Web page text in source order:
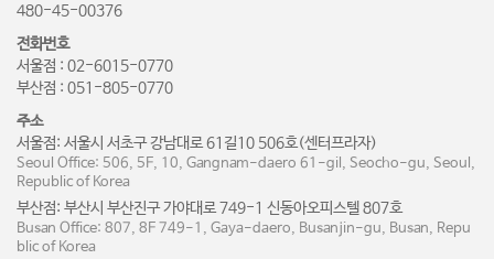
480-45-00376
전화번호
서울점 : 02-6015-0770
부산점 : 051-805-0770
주소
서울점: 서울시 서초구 강남대로 61길10 506호(센터프라자)
Seoul Office: 506, 5F, 10, Gangnam-daero 61-gil, Seocho-gu, Seoul,
Republic of Korea
부산점: 부산시 부산진구 가야대로 749-1 신동아오피스텔 807호
Busan Office: 807, 8F 749-1, Gaya-daero, Busanjin-gu, Busan, Repu
blic of Korea